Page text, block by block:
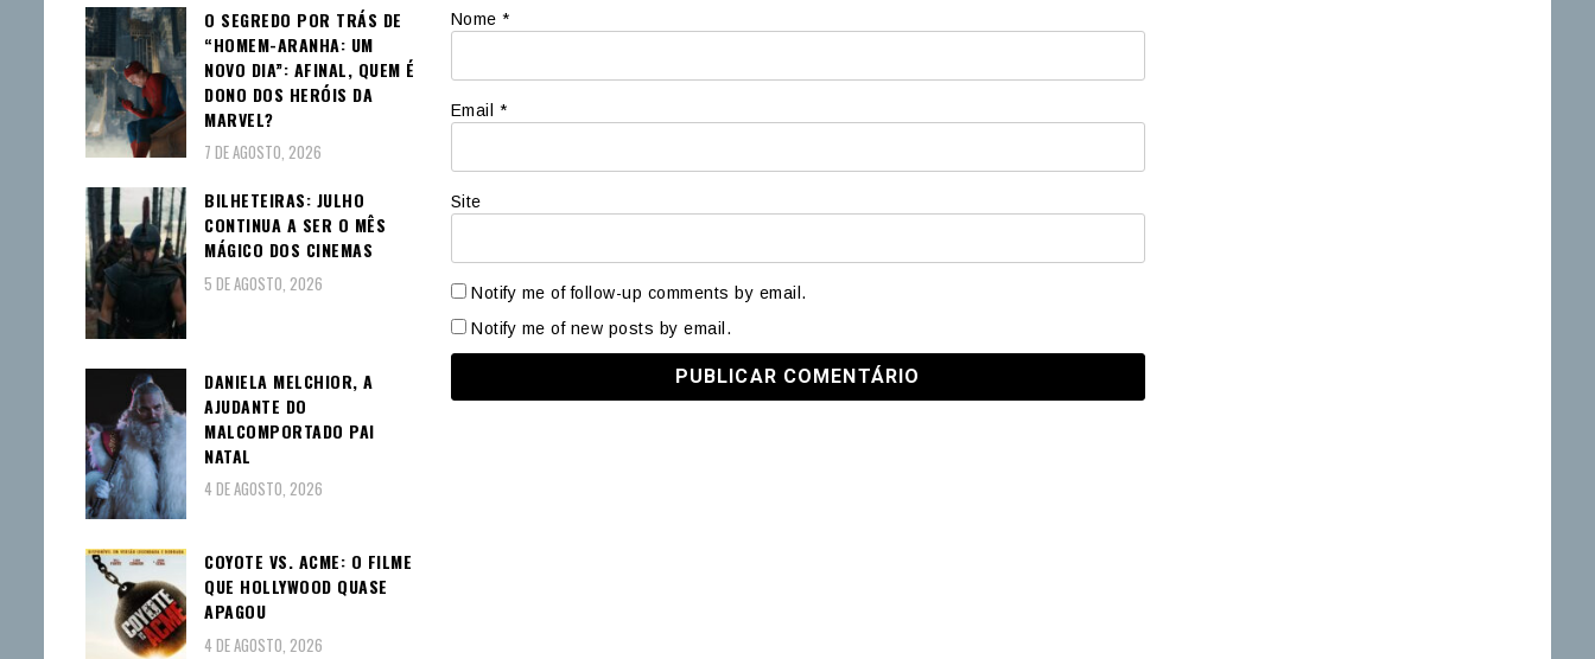
Nome *
Email *
Site
Notify me of follow-up comments by email.
Notify me of new posts by email.
O SEGREDO POR TRÁS DE
“HOMEM-ARANHA: UM
NOVO DIA”: AFINAL, QUEM É
DONO DOS HERÓIS DA
MARVEL?
7 DE AGOSTO, 2026
BILHETEIRAS: JULHO
CONTINUA A SER O MÊS
MÁGICO DOS CINEMAS
5 DE AGOSTO, 2026
DANIELA MELCHIOR, A
AJUDANTE DO
MALCOMPORTADO PAI
NATAL
4 DE AGOSTO, 2026
COYOTE VS. ACME: O FILME
QUE HOLLYWOOD QUASE
APAGOU
4 DE AGOSTO, 2026